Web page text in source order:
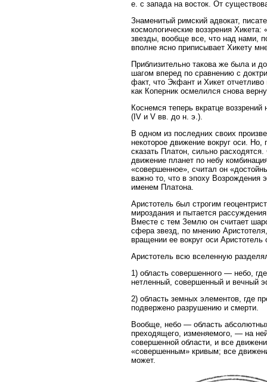
е. с запада на восток. От
Знаменитый римский адвокат,
космологические воззрения
звезды, вообще все, что над нами,
вполне ясно приписывает Хикету
Приблизительно такова же была и
шагом вперед по сравнению с
факт, что Экфант и Хикет
как Коперник осмелился снова
Коснемся теперь вкратце
(IV и V вв. до н. э.).
В одном из последних своих
некоторое движение вокруг оси.
сказать Платон, сильно
движение планет по небу
«совершенное», считал он
важно то, что в эпоху Возрождения
именем Платона.
Аристотель был строгим
мироздания и пытается
Вместе с тем Землю он считает
сфера звезд, по мнению
вращении ее вокруг оси
Аристотель всю вселенную
1) область совершенного — небо,
нетленный, совершенный и вечный
2) область земных элементов, где
подвержено разрушению и смерти.
Вообще, небо — область
преходящего, изменяемого, — на
совершенной области, и все
«совершенным» кривым; все
может.